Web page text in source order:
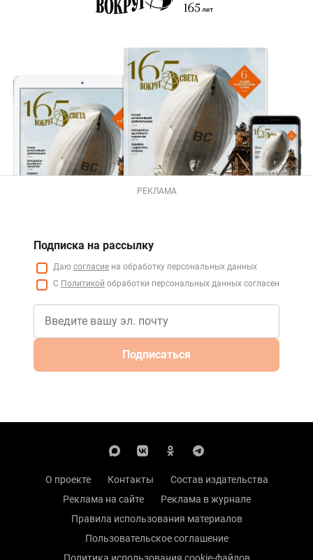
РЕКЛАМА
Подписка на рассылку
Даю согласие на обработку персональных данных
С Политикой обработки персональных данных согласен
Подписаться
О проекте Контакты
Состав издательства
Реклама на сайте
Реклама в журнале
Правила использования материалов
Пользовательское соглашение